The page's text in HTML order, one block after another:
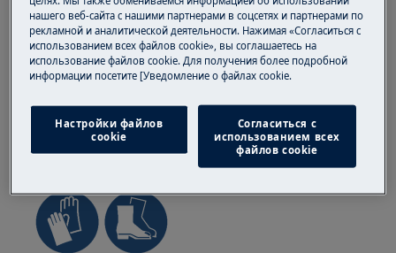
ВНИМАНИЕ!ОПАСНОСТЬ ТРАВМАТИЗМА
нашего веб-сайта с нашими партнерами в соцсетях и партнерами по
рекламной и аналитической деятельности. Нажимая «Согласиться с
использованием всех файлов cookie», вы соглашаетесь на
использование файлов cookie. Для получения более подробной
информации посетите [Уведомление о файлах cookie.
Настройки файлов
cookie
Согласиться с
использованием всех
файлов cookie